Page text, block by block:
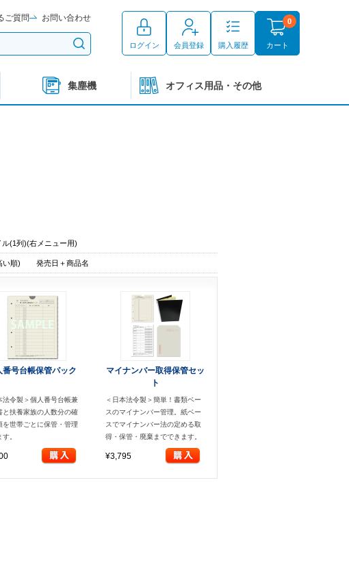
ご質問 お問い合わせ
ログイン 会員登録 購入履歴 カート
0
集塵機 オフィス用品・その他
ル(1列)(右メニュー用)
い順) 発売日＋商品名
番号台帳保管パック
法令製＞個人番号台帳兼
と扶養家族の人数分の確
を世帯ごとに保管・管理
。
マイナンバー取得保管セッ
ト
＜日本法令製＞簡単！書類ベー
スのマイナンバー管理。紙ベー
スでマイナンバー法の定める取
得・保管・廃棄までできます。
¥3,795